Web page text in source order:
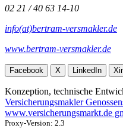
02 21 / 40 63 14-10
info(at)bertram-versmakler.de
www.bertram-versmakler.de
Facebook X LinkedIn
Konzeption, technische
Versicherungsmakler
www.versicherungsmarkt.de
Proxy-Version: 2.3